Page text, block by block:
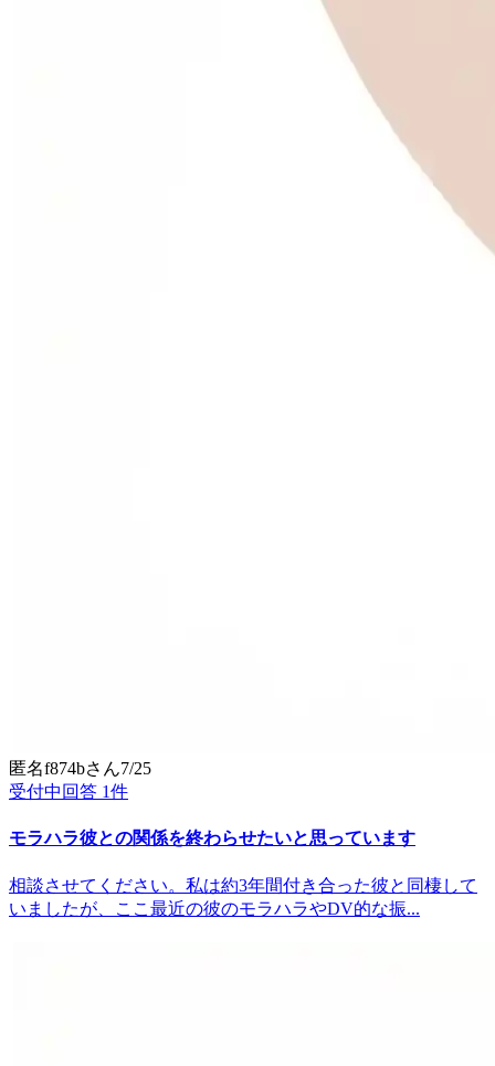
匿名f874bさん7/25
受付中 回答 1件
モラハラ彼との関係を終わらせたいと思っています
相談させてください。私は約3年間付き合った彼と同棲して
いましたが、ここ最近の彼のモラハラやDV的な振...